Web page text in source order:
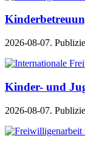
2026-08-07.
Kinder- und
2026-08-07.